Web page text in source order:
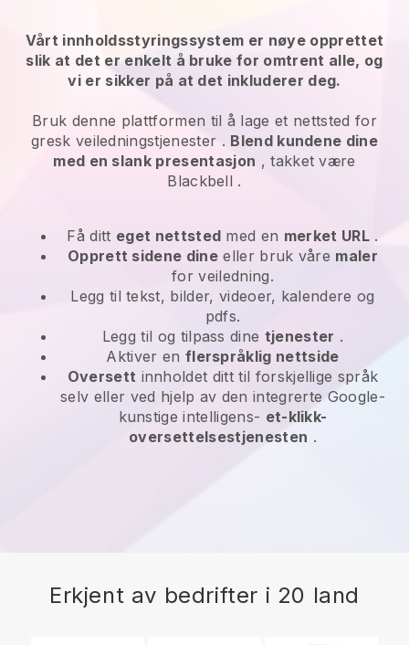
Vårt innholdsstyringssystem er nøye opprettet
slik at det er enkelt å bruke for omtrent alle, og
vi er sikker på at det inkluderer deg.
Bruk denne plattformen til å lage et nettsted for
gresk veiledningstjenester . Blend kundene dine
med en slank presentasjon , takket være
Blackbell .
Få ditt eget nettsted med en merket URL.
Opprett sidene dine eller bruk våre maler
for veiledning.
Legg til tekst, bilder, videoer, kalendere og
pdfs.
Legg til og tilpass dine tjenester .
Aktiver en flerspråklig nettside
Oversett innholdet ditt til forskjellige språk
selv eller ved hjelp av den integrerte Google-
kunstige intelligens- et-klikk-
oversettelsestjenesten .
Erkjent av bedrifter i 20 land